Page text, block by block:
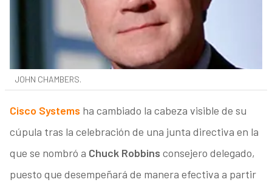
JOHN CHAMBERS.
Cisco Systems ha cambiado la cabeza visible de su
cúpula tras la celebración de una junta directiva en la
que se nombró a Chuck Robbins consejero delegado,
puesto que desempeñará de manera efectiva a partir